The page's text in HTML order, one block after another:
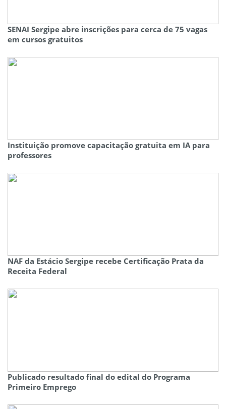
SENAI Sergipe abre inscrições para cerca de 75 vagas
em cursos gratuitos
Instituição promove capacitação gratuita em IA para
professores
NAF da Estácio Sergipe recebe Certificação Prata da
Receita Federal
Publicado resultado final do edital do Programa
Primeiro Emprego